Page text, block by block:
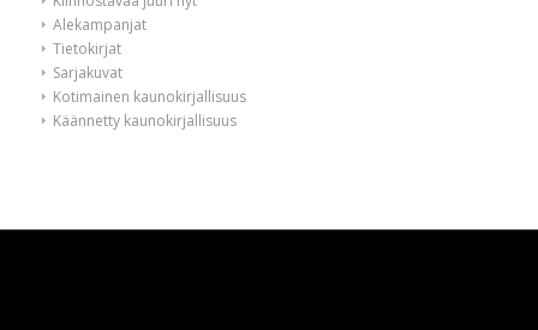
Alekampanjat
Tietokirjat
Sarjakuvat
Kotimainen kaunokirjallisuus
Käännetty kaunokirjallisuus